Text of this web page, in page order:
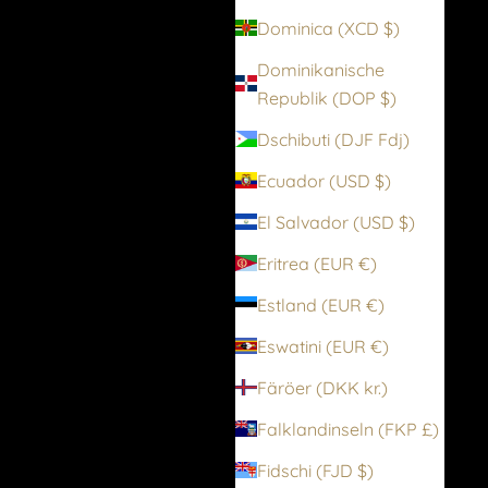
Dominica (XCD $)
Dominikanische
Republik (DOP $)
Dschibuti (DJF Fdj)
Ecuador (USD $)
El Salvador (USD $)
Eritrea (EUR €)
Estland (EUR €)
Eswatini (EUR €)
Färöer (DKK kr.)
Falklandinseln (FKP £)
Fidschi (FJD $)